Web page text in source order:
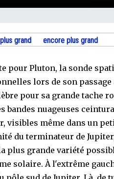
grand encore plus grand
pour Pluton, la sonde
lors de son
pour sa grande tache
bandes nuageuses
visibles même dans un
du terminateur de
plus grande variété
solaire. À l'extrême